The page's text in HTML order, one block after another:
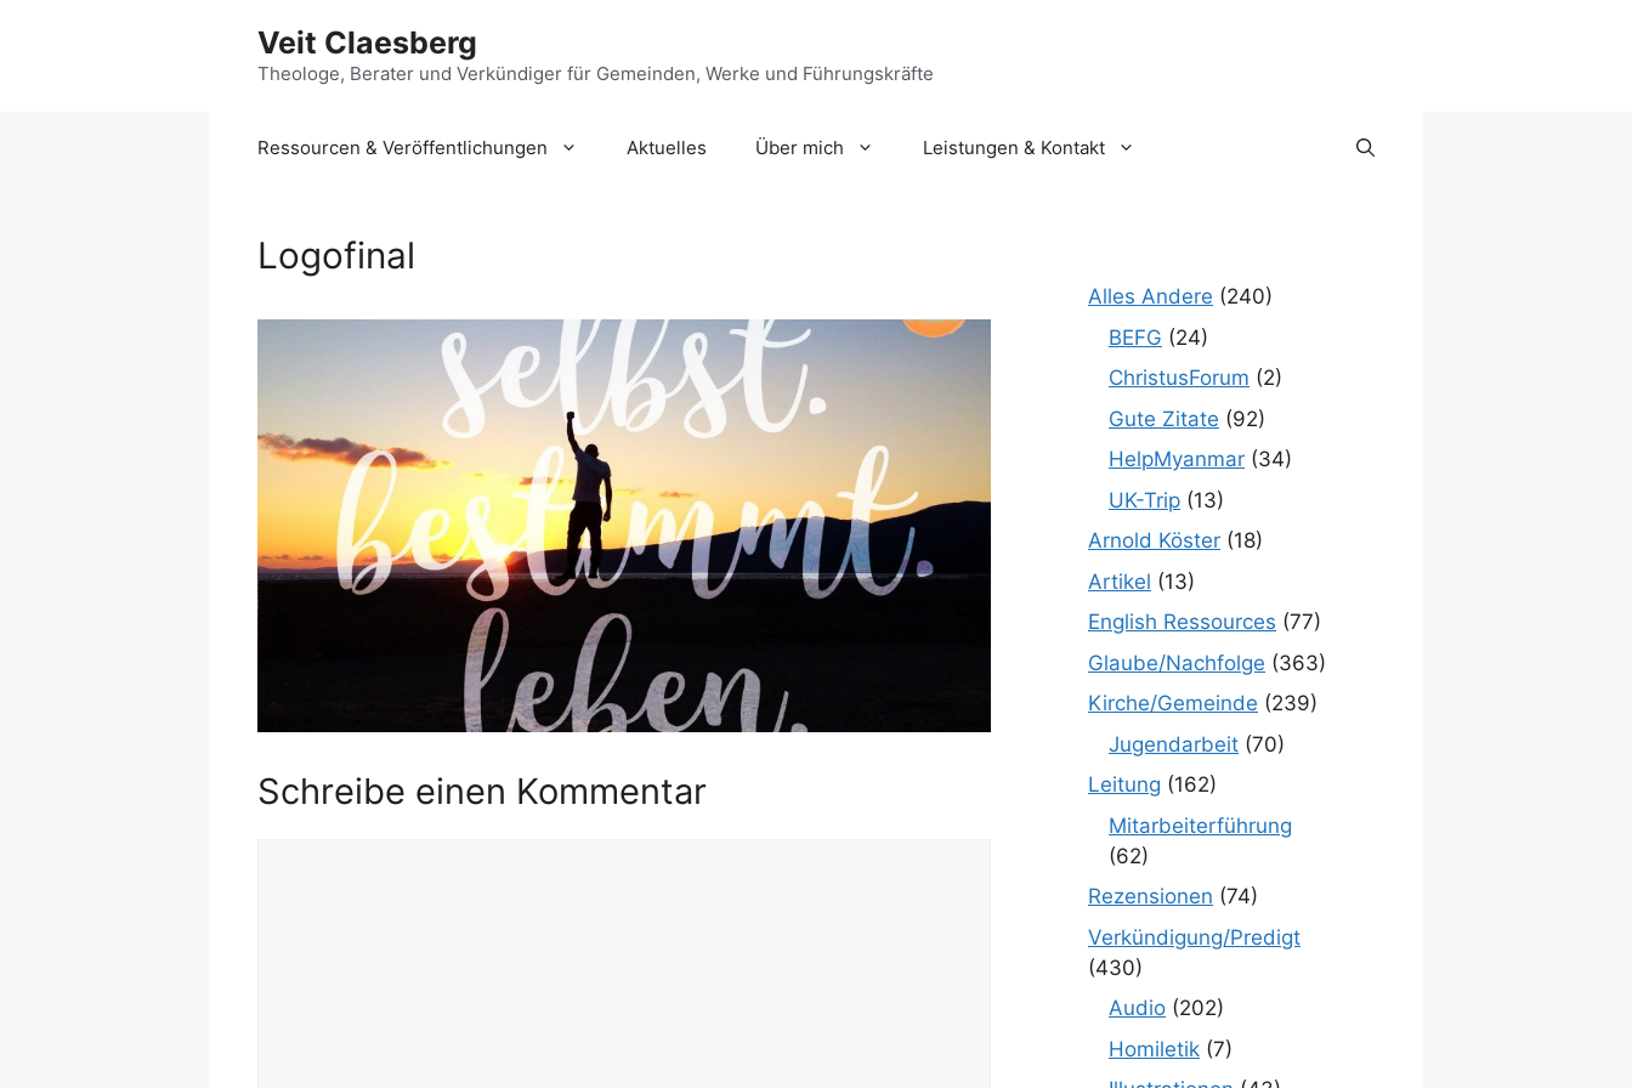
Veit Claesberg
Theologe, Berater und Verkündiger für Gemeinden, Werke und Führungskräfte
Ressourcen & Veröffentlichungen Aktuelles Über mich Leistungen & Kontakt
Logofinal
Schreibe einen Kommentar
Alles Andere (240)
BEFG (24)
ChristusForum (2)
Gute Zitate (92)
HelpMyanmar (34)
UK-Trip (13)
Arnold Köster (18)
Artikel (13)
English Ressources (77)
Glaube/Nachfolge (363)
Kirche/Gemeinde (239)
Jugendarbeit (70)
Leitung (162)
Mitarbeiterführung
(62)
Rezensionen (74)
Verkündigung/Predigt
(430)
Audio (202)
Homiletik (7)